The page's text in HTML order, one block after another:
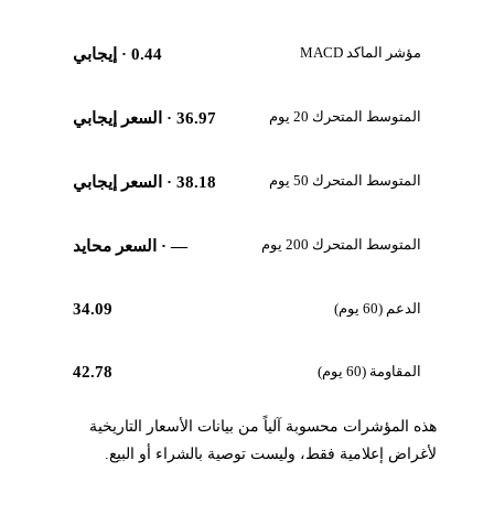
مؤشر الماكد MACD 0.44· إيجابي
المتوسط المتحرك 20 يوم 36.97· السعر إيجابي
المتوسط المتحرك 50 يوم 38.18· السعر إيجابي
المتوسط المتحرك 200 يوم —· السعر محايد
الدعم (60 يوم) 34.09
المقاومة (60 يوم) 42.78
هذه المؤشرات محسوبة آلياً من بيانات الأسعار التاريخية
لأغراض إعلامية فقط، وليست توصية بالشراء أو البيع.